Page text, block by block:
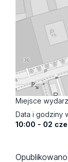
Miejsce
Data i godziny
10:00 - 02